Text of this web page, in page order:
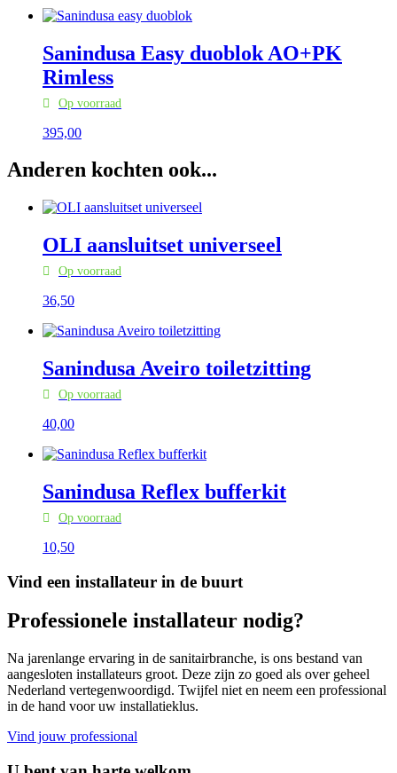
Sanindusa Easy duoblok AO+PK
Rimless
Op voorraad
395,00
Anderen kochten ook...
OLI aansluitset universeel
Op voorraad
36,50
Sanindusa Aveiro toiletzitting
Op voorraad
40,00
Sanindusa Reflex bufferkit
Op voorraad
10,50
Vind een installateur in de buurt
Professionele installateur nodig?
Na jarenlange ervaring in de sanitairbranche, is ons bestand van
aangesloten installateurs groot. Deze zijn zo goed als over geheel
Nederland vertegenwoordigd. Twijfel niet en neem een professional
in de hand voor uw installatieklus.
Vind jouw professional